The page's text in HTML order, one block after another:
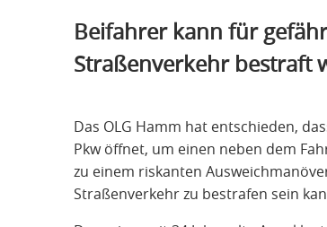
Beifahrer kann für
Straßenverkehr bestraft
Das OLG Hamm hat entschieden,
Pkw öffnet, um einen neben dem
zu einem riskanten
Straßenverkehr zu bestrafen sein